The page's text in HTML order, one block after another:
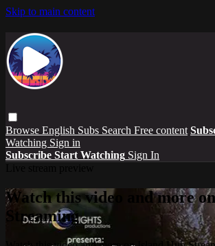
Skip to main content
Browse English Subs Search Free content
Watching Sign in
Subscribe Start Watching Sign In
Watch this video and more
Streaming